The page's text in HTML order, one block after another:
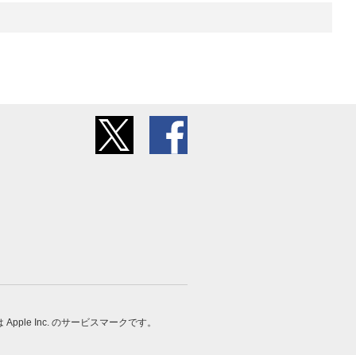
Inc. のサービスマークです。